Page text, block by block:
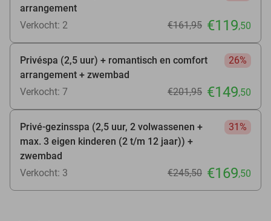
arrangement
Verkocht: 2 €161,95 €119,50
Privéspa (2,5 uur) + romantisch en comfort
arrangement + zwembad
26%
Verkocht: 7 €201,95 €149,50
Privé-gezinsspa (2,5 uur, 2 volwassenen +
max. 3 eigen kinderen (2 t/m 12 jaar)) +
zwembad
31%
Verkocht: 3 €245,50 €169,50